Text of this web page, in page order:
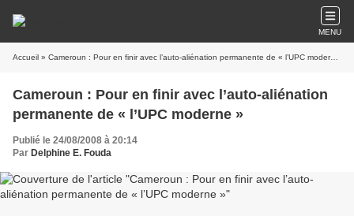
MENU
Accueil » Cameroun : Pour en finir avec l’auto-aliénation permanente de « l’UPC moderne »
Cameroun : Pour en finir avec l’auto-aliénation
permanente de « l’UPC moderne »
Publié le 24/08/2008 à 20:14
Par Delphine E. Fouda